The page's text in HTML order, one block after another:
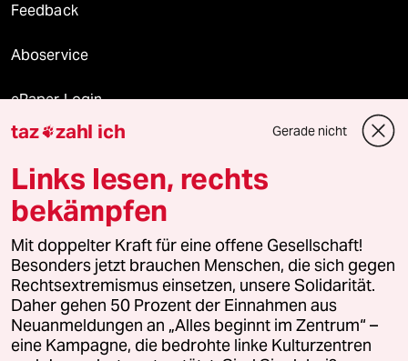
Feedback
Aboservice
ePaper Login
Downloads für Abonnierende
© 2026 taz Verlags und Vertriebs GmbH
Alle Rechte vorbehalten. Bei rechtlichen Fragen oder für Genehmigungen
wenden Sie sich bitte an
lizenzen@taz.de
Feedback Redaktionsstatut Kommune-Richtlinien
taz zahl ich Gerade nicht
Links lesen, rechts
bekämpfen
Mit doppelter Kraft für eine offene Gesellschaft!
Besonders jetzt brauchen Menschen, die sich gegen
Rechtsextremismus einsetzen, unsere Solidarität.
Daher gehen 50 Prozent der Einnahmen aus
Neuanmeldungen an „Alles beginnt im Zentrum“ –
eine Kampagne, die bedrohte linke Kulturzentren